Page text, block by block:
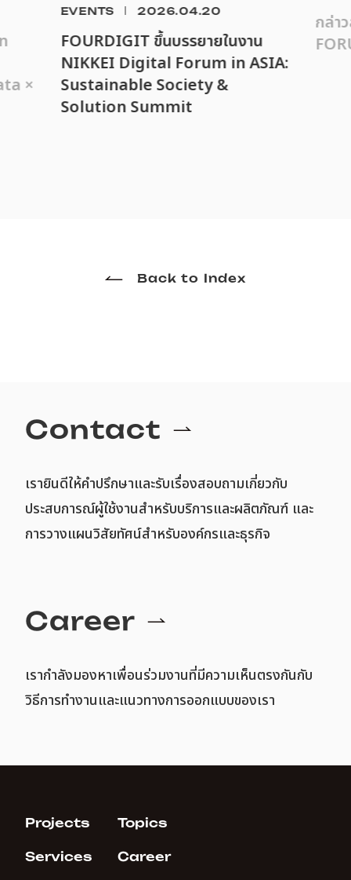
×
EVENTS 2026.04.20
FOURDIGIT ขึ้นบรรยายในงาน
NIKKEI Digital Forum in ASIA:
Sustainable Society &
Solution Summit
กล่า
Back to Index
Contact
เรายินดีให้คำปรึกษาและรับเรื่องสอบถามเกี่ยวกับ
ประสบการณ์ผู้ใช้งานสำหรับบริการและผลิตภัณฑ์ และ
การวางแผนวิสัยทัศน์สำหรับองค์กรและธุรกิจ
Career
เรากำลังมองหาเพื่อนร่วมงานที่มีความเห็นตรงกันกับ
วิธีการทำงานและแนวทางการออกแบบของเรา
Projects
Services
Topics
Career